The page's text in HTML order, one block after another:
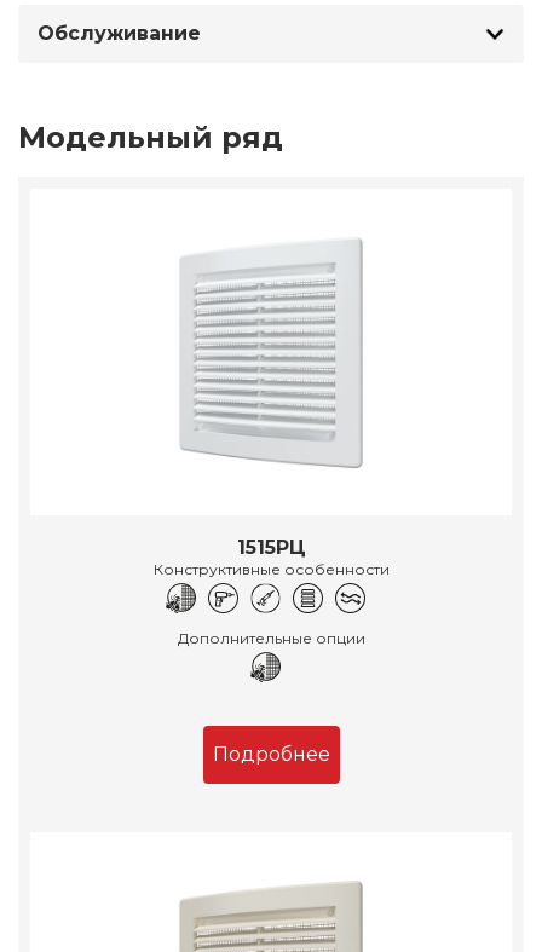
Обслуживание
Модельный ряд
1515РЦ
Конструктивные особенности
Дополнительные опции
Подробнее